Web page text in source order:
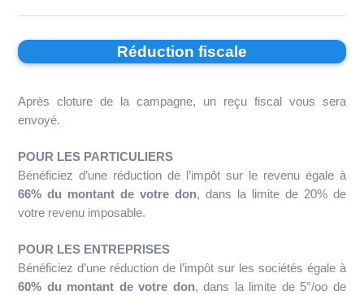
Réduction fiscale
Après cloture de la campagne, un reçu fiscal vous sera
envoyé.
POUR LES PARTICULIERS
Bénéficiez d’une réduction de l’impôt sur le revenu égale à
66% du montant de votre don, dans la limite de 20% de
votre revenu imposable.
POUR LES ENTREPRISES
Bénéficiez d’une réduction de l’impôt sur les sociétés égale à
60% du montant de votre don, dans la limite de 5°/oo de